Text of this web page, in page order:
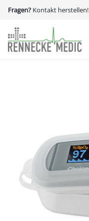
Fragen? Kontakt herstellen!